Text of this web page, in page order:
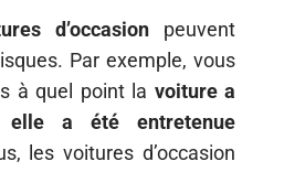
d’occasionpeuvent
Par exemple, vous
à quel point la voiture a
a été entretenue
les voitures d’occasion